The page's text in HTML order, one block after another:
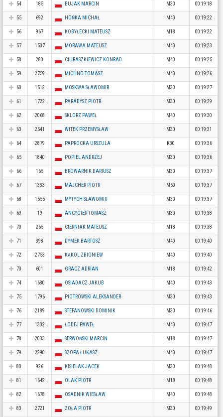
54 185 BUJAK MARCIN M30 00:19:18
55 692 HOŃKA MICHAŁ M40 00:19:22
56 967 KOBYŁECKI MATEUSZ M18 00:19:22
57 1507 MORAWA MATEUSZ M40 00:19:23
58 280 CIURASZKIEWICZ KONRAD M40 00:19:25
59 2759 MICHNO TOMASZ M40 00:19:26
60 1512 MOSKWA SŁAWOMIR M30 00:19:27
61 1722 PARADYSZ PIOTR M30 00:19:29
62 2068 SKLORZ PAWEŁ M40 00:19:30
63 2541 WITEK PRZEMYSŁAW M30 00:19:31
64 2879 PAPROCKA URSZULA K30 00:19:36
65 1840 POPIEL ANDRZEJ M30 00:19:36
66 165 BROWARNIK DARIUSZ M30 00:19:37
67 1333 MAJCHER PIOTR M50 00:19:37
68 1555 MYTYCH SŁAWOMIR M30 00:19:37
69 19 ANCYGIER TOMASZ M30 00:19:38
70 265 CIERNIAK MATEUSZ M18 00:19:38
71 398 DYMEK BARTOSZ M40 00:19:40
72 2753 KĄKOL ZBIGNIEW M40 00:19:40
73 601 GRACZ ADRIAN M18 00:19:42
74 1680 OSIADACZ JAKUB M40 00:19:43
75 1796 PIOTROWSKI ALEKSANDER M30 00:19:43
76 2189 STEFANOWSKI DOMINIK M30 00:19:46
77 1302 ŁODEJ PAWEŁ M40 00:19:47
78 2033 SERWOŃSKI MARCIN M18 00:19:47
79 2290 SZOPA ŁUKASZ M40 00:19:47
80 926 KISIELAK JACEK M30 00:19:48
81 1642 OLAK PIOTR M18 00:19:48
82 1678 OSADNIK WIESŁAW M40 00:19:48
83 2721 ZOŁA PIOTR M30 00:19:49